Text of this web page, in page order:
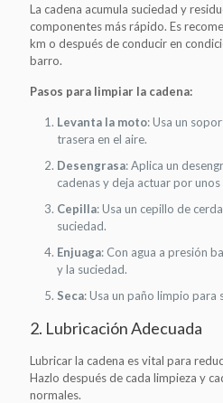
La cadena acumula suciedad y
componentes más rápido. Es
km o después de conducir en
barro.
Pasos para limpiar la cadena:
Levanta la moto: Usa un
trasera en el aire.
Desengrasa: Aplica un
cadenas y deja actuar por
Cepilla: Usa un cepillo de
suciedad.
Enjuaga: Con agua a presión
y la suciedad.
Seca: Usa un paño limpio para
2. Lubricación Adecuada
Lubricar la cadena es vital para
Hazlo después de cada limpieza y
normales.